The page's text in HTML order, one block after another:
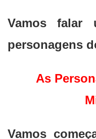
Vamos falar
personagens
As
Vamos